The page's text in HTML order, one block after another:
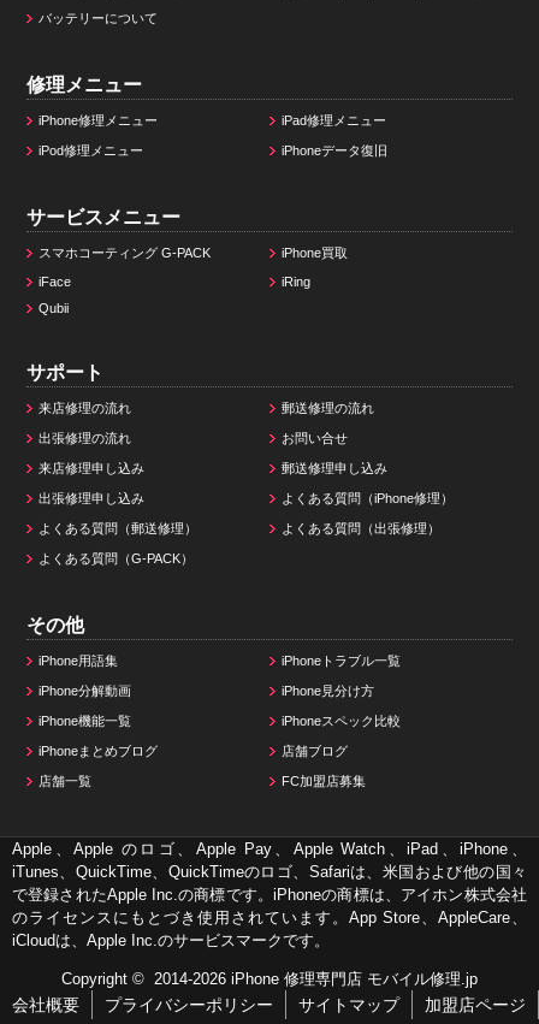
バッテリーについて
修理メニュー
iPhone修理メニュー iPad修理メニュー
iPod修理メニュー iPhoneデータ復旧
サービスメニュー
スマホコーティング G-PACK
iPhone買取
iFace
iRing
Qubii
サポート
来店修理の流れ 郵送修理の流れ
出張修理の流れ お問い合せ
来店修理申し込み 郵送修理申し込み
出張修理申し込み よくある質問（iPhone修理）
よくある質問（郵送修理） よくある質問（出張修理）
よくある質問（G-PACK）
その他
iPhone用語集 iPhoneトラブル一覧
iPhone分解動画 iPhone見分け方
iPhone機能一覧 iPhoneスペック比較
iPhoneまとめブログ 店舗ブログ
店舗一覧 FC加盟店募集
Apple、Apple のロゴ、Apple Pay、Apple Watch、iPad、iPhone、
iTunes、QuickTime、QuickTimeのロゴ、Safariは、米国および他の国々
で登録されたApple Inc.の商標です。iPhoneの商標は、アイホン株式会社
のライセンスにもとづき使用されています。App Store、AppleCare、
iCloudは、Apple Inc.のサービスマークです。
Copyright © 2014-2026 iPhone 修理専門店 モバイル修理.jp
会社概要 プライバシーポリシー サイトマップ 加盟店ページ